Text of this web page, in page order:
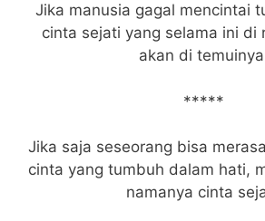
Jika manusia gagal mencintai
cinta sejati yang selama ini di
akan di
*****
Jika saja seseorang bisa
cinta yang tumbuh dalam hati,
namanya cinta